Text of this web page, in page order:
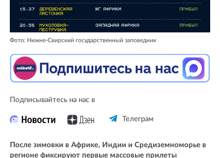
Фото: Нижне-Свирский государственный заповедник
Подписывайтесь на нас в
Телеграм
После зимовки в Африке, Индии и Средиземноморье в
регионе фиксируют первые массовые прилеты